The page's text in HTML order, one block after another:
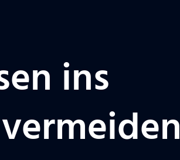
ins